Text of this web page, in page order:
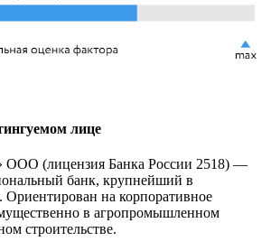
лице
ООО (лицензия Банка России 2518) —
банк, крупнейший в
Ориентирован на корпоративное
в агропромышленном
строительстве.